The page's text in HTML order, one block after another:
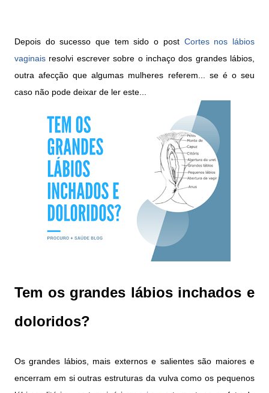
Depois do sucesso que tem sido o post Cortes nos lábios
vaginais resolvi escrever sobre o inchaço dos grandes lábios,
outra afecção que algumas mulheres referem... se é o seu
caso não pode deixar de ler este...
Tem os grandes lábios inchados e
doloridos?
Os grandes lábios, mais externos e salientes são maiores e
encerram em si outras estruturas da vulva como os pequenos